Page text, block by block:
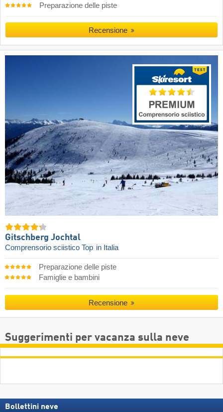
Preparazione delle piste
Recensione
Gitschberg Jochtal
Comprensorio sciistico Top in Italia
Preparazione delle piste
Famiglie e bambini
Recensione
Suggerimenti per vacanza sulla neve
Bollettini neve